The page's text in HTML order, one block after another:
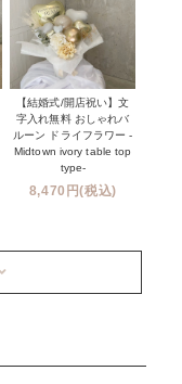
【結婚式/開店祝い】文
字入れ無料 おしゃれバ
ルーン ドライフラワー -
Midtown ivory table top
type-
8,470円(税込)